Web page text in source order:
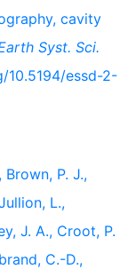
cavity
Syst. Sci.
10.5194/essd-2-
P. J.,
L.,
J. A., Croot, P.
C.-D.,